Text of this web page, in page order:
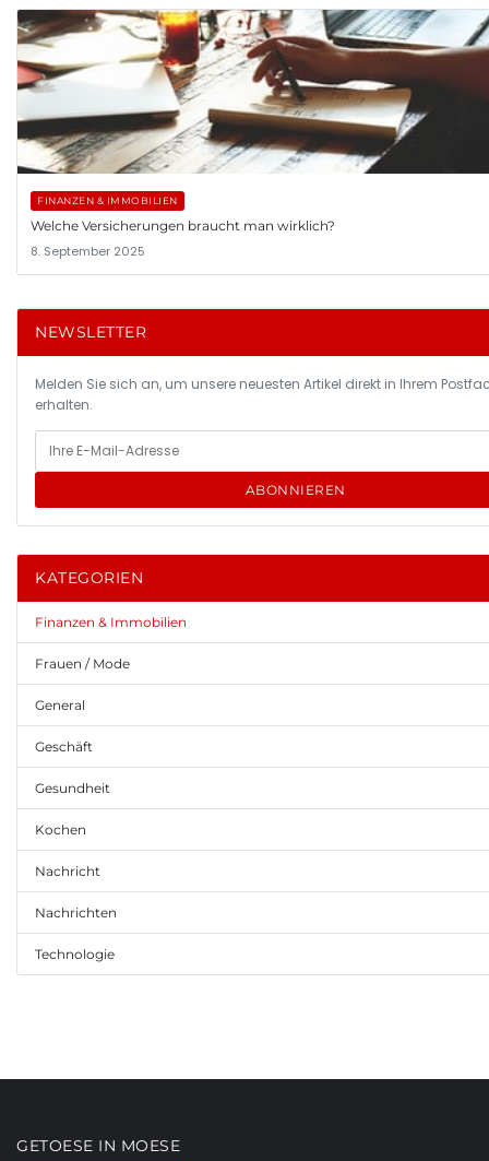
FINANZEN & IMMOBILIEN
Welche Versicherungen braucht man wirklich?
8. September 2025
NEWSLETTER
Melden Sie sich an, um unsere neuesten Artikel direkt in Ihrem
erhalten.
ABONNIEREN
KATEGORIEN
Finanzen & Immobilien
Frauen / Mode
General
Geschäft
Gesundheit
Kochen
Nachricht
Nachrichten
Technologie
GETOESE IN MOESE